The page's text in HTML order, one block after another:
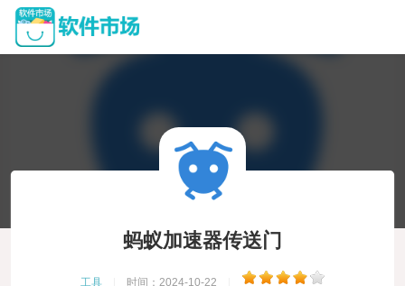
蚂蚁加速器传送门
工具 时间：2024-10-22